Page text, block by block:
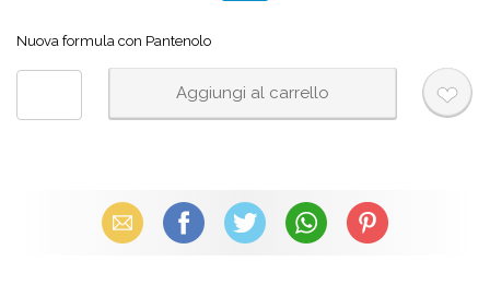
Nuova formula con Pantenolo
Email Facebook X (Twitter) WhatsAppPinterest